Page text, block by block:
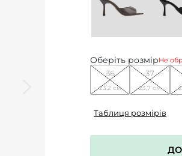
Оберіть розмірНе
36
23,2 см
37
23,7 см
Таблиця розмірів